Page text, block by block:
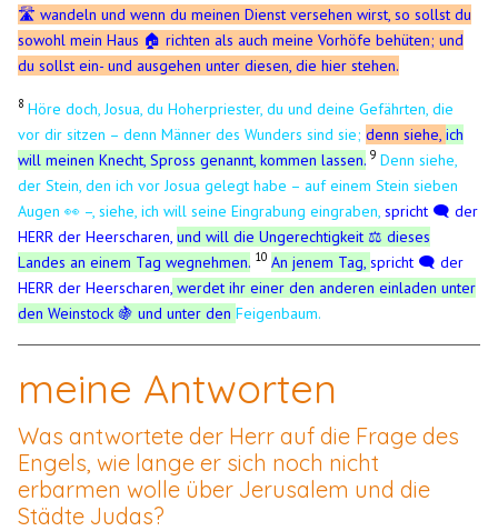
🛣️ wandeln und wenn du meinen Dienst versehen wirst, so sollst du
sowohl mein Haus 🏠 richten als auch meine Vorhöfe behüten; und
du sollst ein- und ausgehen unter diesen, die hier stehen.
8 Höre doch, Josua, du Hoherpriester, du und deine Gefährten, die
vor dir sitzen – denn Männer des Wunders sind sie;denn siehe,ich
will meinen Knecht, Spross genannt, kommen lassen. 9 Denn siehe,
der Stein, den ich vor Josua gelegt habe – auf einem Stein sieben
Augen 👀 –, siehe, ich will seine Eingrabung eingraben,spricht 🗨️ der
HERR der Heerscharen, und will die Ungerechtigkeit ⚖️ dieses
Landes an einem Tag wegnehmen. 10 An jenem Tag,spricht 🗨️ der
HERR der Heerscharen, werdet ihr einer den anderen einladen unter
den Weinstock 🍇 und unter denFeigenbaum.
meine Antworten
Was antwortete der Herr auf die Frage des
Engels, wie lange er sich noch nicht
erbarmen wolle über Jerusalem und die
Städte Judas?